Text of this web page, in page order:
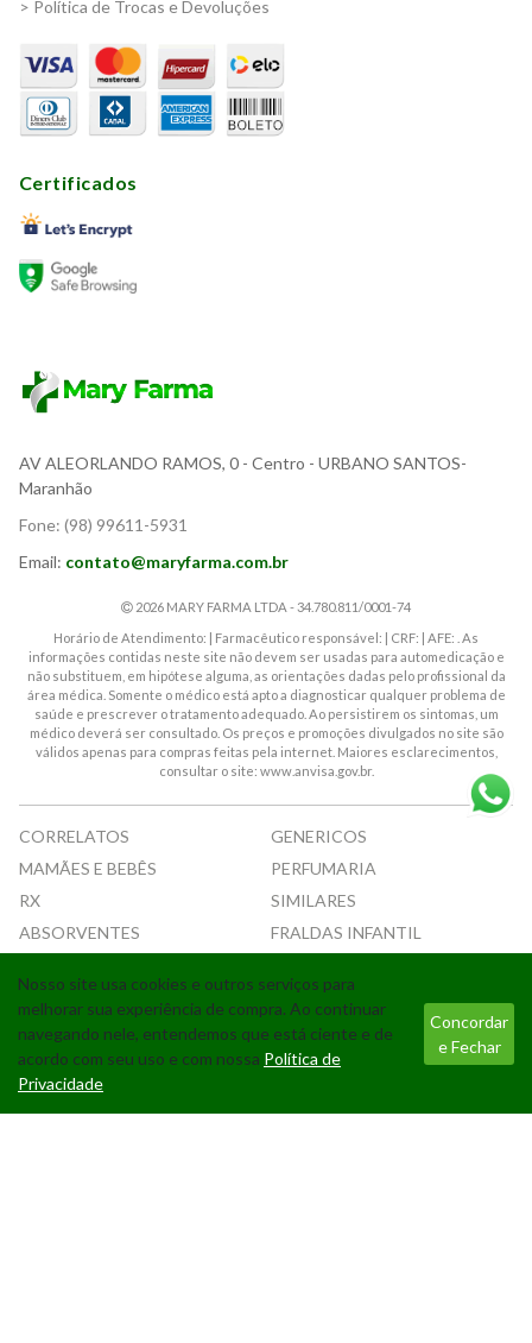
Nosso site usa cookies e outros serviços para
melhorar sua experiência de compra. Ao continuar
navegando nele, entendemos que está ciente e de
acordo com seu uso e com nossa Política de
Privacidade
Concordar
e Fechar
> Política de Trocas e Devoluções
Certificados
AV ALEORLANDO RAMOS, 0 - Centro - URBANO SANTOS-
Maranhão
Fone: (98) 99611-5931
Email: contato@maryfarma.com.br
2026 MARY FARMA LTDA - 34.780.811/0001-74
Horário de Atendimento: | Farmacêutico responsável: | CRF: | AFE: . As
informações contidas neste site não devem ser usadas para automedicação e
não substituem, em hipótese alguma, as orientações dadas pelo profissional da
área médica. Somente o médico está apto a diagnosticar qualquer problema de
saúde e prescrever o tratamento adequado. Ao persistirem os sintomas, um
médico deverá ser consultado. Os preços e promoções divulgados no site são
válidos apenas para compras feitas pela internet. Maiores esclarecimentos,
consultar o site: www.anvisa.gov.br.
CORRELATOS
GENERICOS
MAMÃES E BEBÊS
PERFUMARIA
RX
SIMILARES
ABSORVENTES
FRALDAS INFANTIL
Tecnologia